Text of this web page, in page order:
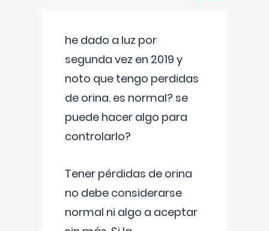
he dado a luz por
segunda vez en 2019 y
noto que tengo perdidas
de orina. es normal? se
puede hacer algo para
controlarlo?
Tener pérdidas de orina
no debe considerarse
normal ni algo a aceptar